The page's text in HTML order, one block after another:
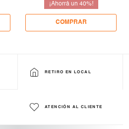
40
RETIRO EN LOCAL
ATENCIÓN AL CLIENTE